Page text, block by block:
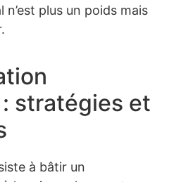
n’est plus un poids mais
stratégies et
à bâtir un